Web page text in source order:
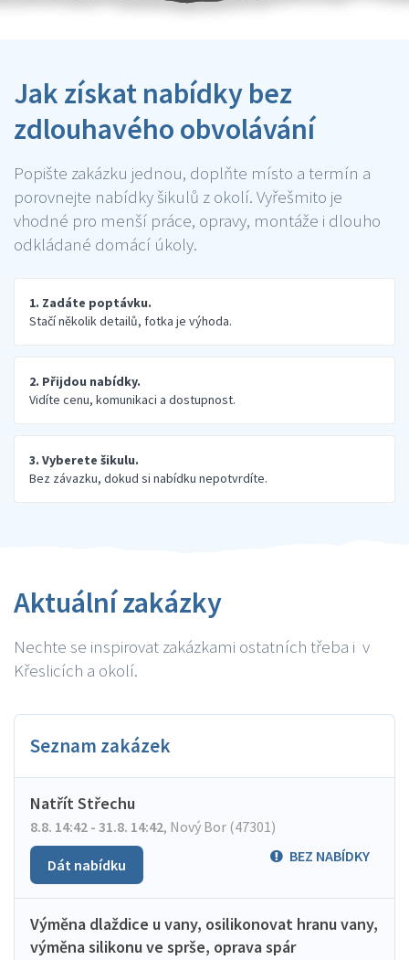
Jak získat nabídky bez
zdlouhavého obvolávání
Popište zakázku jednou, doplňte místo a termín a
porovnejte nabídky šikulů z okolí. Vyřešmito je
vhodné pro menší práce, opravy, montáže i dlouho
odkládané domácí úkoly.
1. Zadáte poptávku.
Stačí několik detailů, fotka je výhoda.
2. Přijdou nabídky.
Vidíte cenu, komunikaci a dostupnost.
3. Vyberete šikulu.
Bez závazku, dokud si nabídku nepotvrdíte.
Aktuální zakázky
Nechte se inspirovat zakázkami ostatních třeba i v
Křeslicích a okolí.
Seznam zakázek
Natřít Střechu
8.8. 14:42 - 31.8. 14:42, Nový Bor (47301)
BEZ NABÍDKY
Dát nabídku
Výměna dlaždice u vany, osilikonovat hranu vany,
výměna silikonu ve sprše, oprava spár